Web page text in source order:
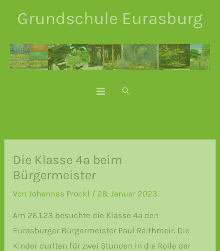
InhaltGrundschule Eurasburg
Suchen
Die Klasse 4a beim
Bürgermeister
VonJohannes Prockl / 28. Januar 2023
Am 26.1.23 besuchte die Klasse 4a den
Eurasburger Bürgermeister Paul Reithmeir. Die
Kinder durften für zwei Stunden in die Rolle der